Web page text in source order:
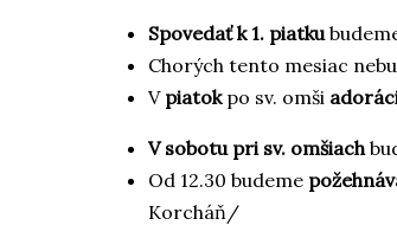
Spovedať k 1. piatku
Chorých tento mesiac
V piatokpo sv. omši
V sobotu pri sv. omšiach
Od 12.30 budeme
Korcháň/